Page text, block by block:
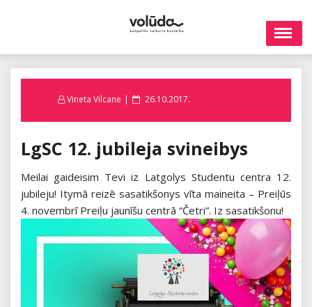
Vineta Vilcane
Posted
26.10.2017.
LgSC 12. jubileja svineibys
Meilai gaideisim Tevi iz Latgolys Studentu centra 12.
jubileju! Itymā reizē sasatikšonys vīta maineita – Preiļūs
4. novembrī Preiļu jaunīšu centrā “Četri”. Iz sasatikšonu!